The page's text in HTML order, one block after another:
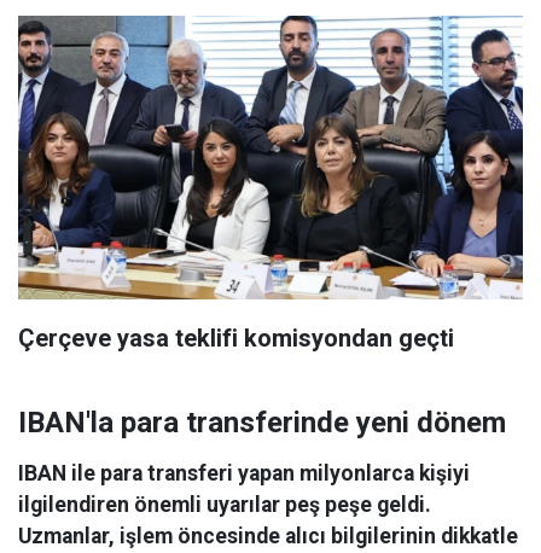
Çerçeve yasa teklifi komisyondan geçti
IBAN'la para transferinde yeni dönem
IBAN ile para transferi yapan milyonlarca kişiyi
ilgilendiren önemli uyarılar peş peşe geldi.
Uzmanlar, işlem öncesinde alıcı bilgilerinin dikkatle